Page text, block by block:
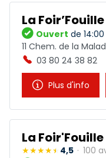
La
Ouvert de 14:00
11 Chem. de la
03 80 24 38 82
Plus d'info
La
4,5
100